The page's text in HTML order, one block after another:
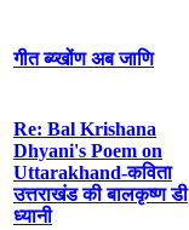
गीत ब्य्खोंण अब जाणि
Re: Bal Krishana
Dhyani's Poem on
Uttarakhand-कविता
उत्तराखंड की बालकृष्ण डी
ध्यानी